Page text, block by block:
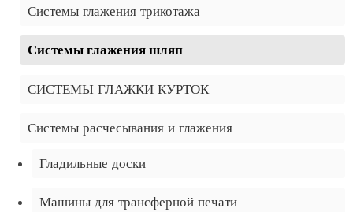
Системы глажения трикотажа
Системы глажения шляп
СИСТЕМЫ ГЛАЖКИ КУРТОК
Системы расчесывания и глажения
Гладильные доски
Машины для трансферной печати